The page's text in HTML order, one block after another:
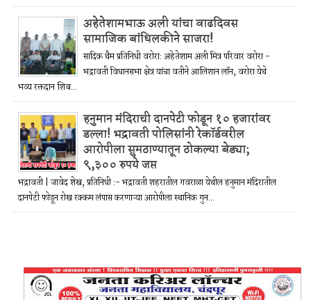
अहेतेशामभाऊ अली यांचा वाढदिवस
सामाजिक बांधिलकीने साजरा!
सादिक थैम प्रतिनिधी वरोरा: अहेतेशाम अली मित्र परिवार वरोरा -
भद्रावती विधानसभा क्षेत्र यांचा वतीने आलिशान लॉन, वरोरा येथे
भव्य रक्तदान शिब...
हनुमान मंदिराची दानपेटी फोडून १० हजारांवर
डल्ला! भद्रावती पोलिसांनी रेकॉर्डवरील
आरोपीला सुमठाण्यातून ठोकल्या बेड्या;
९,३०० रुपये जप्त
भद्रावती | जावेद शेख, प्रतिनिधी :- भद्रावती शहरातील गवराळा येथील हनुमान मंदिरातील
दानपेटी फोडून रोख रक्कम लंपास करणाऱ्या आरोपीला स्थानिक गुन...